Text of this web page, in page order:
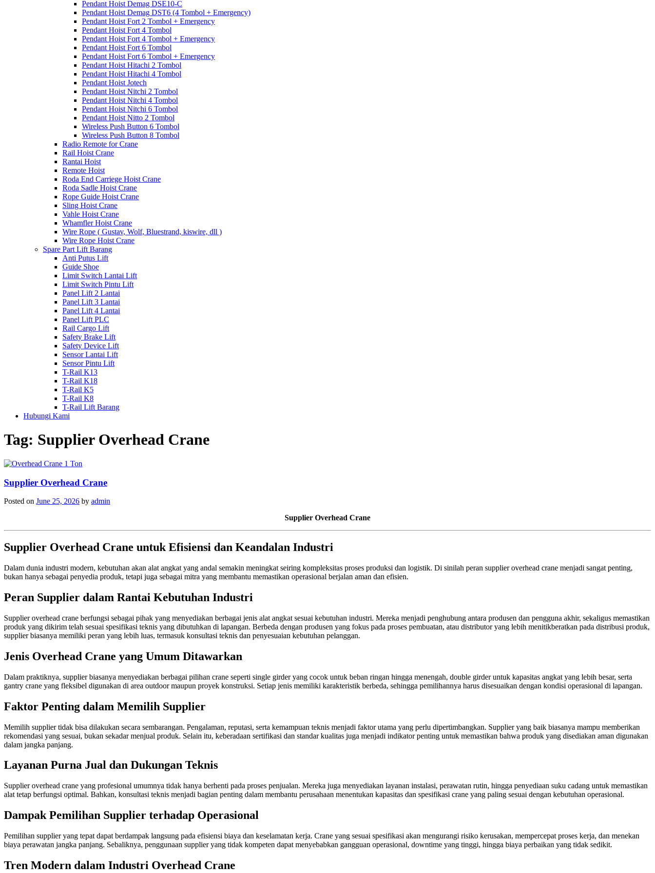
Pendant Hoist Demag DSE10-C
Pendant Hoist Demag DST6 (4 Tombol + Emergency)
Pendant Hoist Fort 2 Tombol + Emergency
Pendant Hoist Fort 4 Tombol
Pendant Hoist Fort 4 Tombol + Emergency
Pendant Hoist Fort 6 Tombol
Pendant Hoist Fort 6 Tombol + Emergency
Pendant Hoist Hitachi 2 Tombol
Pendant Hoist Hitachi 4 Tombol
Pendant Hoist Jotech
Pendant Hoist Nitchi 2 Tombol
Pendant Hoist Nitchi 4 Tombol
Pendant Hoist Nitchi 6 Tombol
Pendant Hoist Nitto 2 Tombol
Wireless Push Button 6 Tombol
Wireless Push Button 8 Tombol
Radio Remote for Crane
Rail Hoist Crane
Rantai Hoist
Remote Hoist
Roda End Carriege Hoist Crane
Roda Sadle Hoist Crane
Rope Guide Hoist Crane
Sling Hoist Crane
Vahle Hoist Crane
Whamfler Hoist Crane
Wire Rope ( Gustav, Wolf, Bluestrand, kiswire, dll )
Wire Rope Hoist Crane
Spare Part Lift Barang
Anti Putus Lift
Guide Shoe
Limit Switch Lantai Lift
Limit Switch Pintu Lift
Panel Lift 2 Lantai
Panel Lift 3 Lantai
Panel Lift 4 Lantai
Panel Lift PLC
Rail Cargo Lift
Safety Brake Lift
Safety Device Lift
Sensor Lantai Lift
Sensor Pintu Lift
T-Rail K13
T-Rail K18
T-Rail K5
T-Rail K8
T-Rail Lift Barang
Hubungi Kami
Tag: Supplier Overhead Crane
Supplier Overhead Crane
Posted on June 25, 2026 by admin
Supplier Overhead Crane
Supplier Overhead Crane untuk Efisiensi dan Keandalan Industri
Dalam dunia industri modern, kebutuhan akan alat angkat yang andal semakin meningkat seiring kompleksitas proses produksi dan logistik. Di sinilah peran supplier overhead crane menjadi sangat penting,
bukan hanya sebagai penyedia produk, tetapi juga sebagai mitra yang membantu memastikan operasional berjalan aman dan efisien.
Peran Supplier dalam Rantai Kebutuhan Industri
Supplier overhead crane berfungsi sebagai pihak yang menyediakan berbagai jenis alat angkat sesuai kebutuhan industri. Mereka menjadi penghubung antara produsen dan pengguna akhir, sekaligus memastikan
produk yang dikirim telah sesuai spesifikasi teknis yang dibutuhkan di lapangan. Berbeda dengan produsen yang fokus pada proses pembuatan, atau distributor yang lebih menitikberatkan pada distribusi produk,
supplier biasanya memiliki peran yang lebih luas, termasuk konsultasi teknis dan penyesuaian kebutuhan pelanggan.
Jenis Overhead Crane yang Umum Ditawarkan
Dalam praktiknya, supplier biasanya menyediakan berbagai pilihan crane seperti single girder yang cocok untuk beban ringan hingga menengah, double girder untuk kapasitas angkat yang lebih besar, serta
gantry crane yang fleksibel digunakan di area outdoor maupun proyek konstruksi. Setiap jenis memiliki karakteristik berbeda, sehingga pemilihannya harus disesuaikan dengan kondisi operasional di lapangan.
Faktor Penting dalam Memilih Supplier
Memilih supplier tidak bisa dilakukan secara sembarangan. Pengalaman, reputasi, serta kemampuan teknis menjadi faktor utama yang perlu dipertimbangkan. Supplier yang baik biasanya mampu memberikan
rekomendasi yang sesuai, bukan sekadar menjual produk. Selain itu, keberadaan sertifikasi dan standar kualitas juga menjadi indikator penting untuk memastikan bahwa produk yang disediakan aman digunakan
dalam jangka panjang.
Layanan Purna Jual dan Dukungan Teknis
Supplier overhead crane yang profesional umumnya tidak hanya berhenti pada proses penjualan. Mereka juga menyediakan layanan instalasi, perawatan rutin, hingga penyediaan suku cadang untuk memastikan
alat tetap berfungsi optimal. Bahkan, konsultasi teknis menjadi bagian penting dalam membantu perusahaan menentukan kapasitas dan spesifikasi crane yang paling sesuai dengan kebutuhan operasional.
Dampak Pemilihan Supplier terhadap Operasional
Pemilihan supplier yang tepat dapat berdampak langsung pada efisiensi biaya dan keselamatan kerja. Crane yang sesuai spesifikasi akan mengurangi risiko kerusakan, mempercepat proses kerja, dan menekan
biaya perawatan jangka panjang. Sebaliknya, penggunaan supplier yang tidak kompeten dapat menyebabkan gangguan operasional, downtime yang tinggi, hingga biaya perbaikan yang tidak sedikit.
Tren Modern dalam Industri Overhead Crane